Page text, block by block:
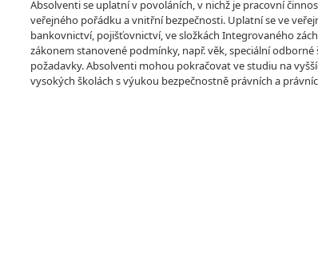
Absolventi se uplatní v povoláních, v nichž je pracovní
veřejného pořádku a vnitřní bezpečnosti. Uplatní se ve
bankovnictví, pojišťovnictví, ve složkách Integrovaného
zákonem stanovené podmínky, např. věk, speciální
požadavky. Absolventi mohou pokračovat ve studiu na
vysokých školách s výukou bezpečnostně právních a